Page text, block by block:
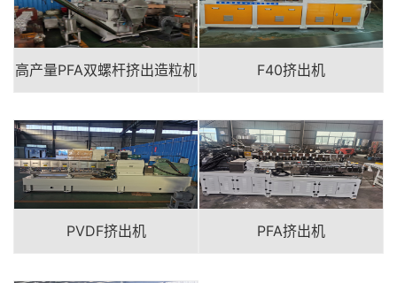
高产量PFA双螺杆挤出造粒机 F40挤出机
PVDF挤出机 PFA挤出机